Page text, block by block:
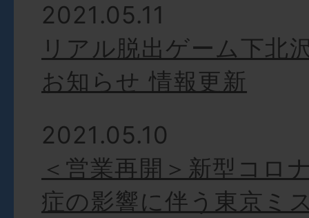
2021.05.11
リアル脱出ゲーム下北
お知らせ 情報更新
2021.05.10
＜営業再開＞新型コロ
症の影響に伴う東京ミ